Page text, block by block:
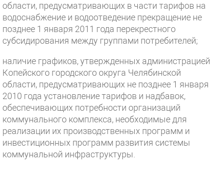
области, предусматривающих в части тарифов на
водоснабжение и водоотведение прекращение не
позднее 1 января 2011 года перекрестного
субсидирования между группами потребителей;
наличие графиков, утвержденных администрацией
Копейского городского округа Челябинской
области, предусматривающих не позднее 1 января
2010 года установление тарифов и надбавок,
обеспечивающих потребности организаций
коммунального комплекса, необходимые для
реализации их производственных программ и
инвестиционных программ развития системы
коммунальной инфраструктуры.